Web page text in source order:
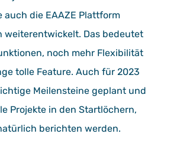
auch die EAAZE Plattform
weiterentwickelt. Das bedeutet
noch mehr Flexibilität
tolle Feature. Auch für 2023
Meilensteine geplant und
Projekte in den Startlöchern,
berichten werden.